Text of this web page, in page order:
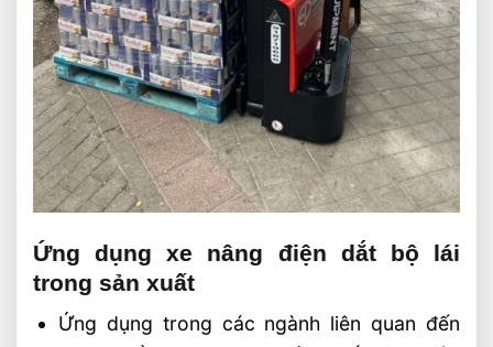
Ứng dụng xe nâng điện dắt bộ lái
trong sản xuất
Ứng dụng trong các ngành liên quan đến